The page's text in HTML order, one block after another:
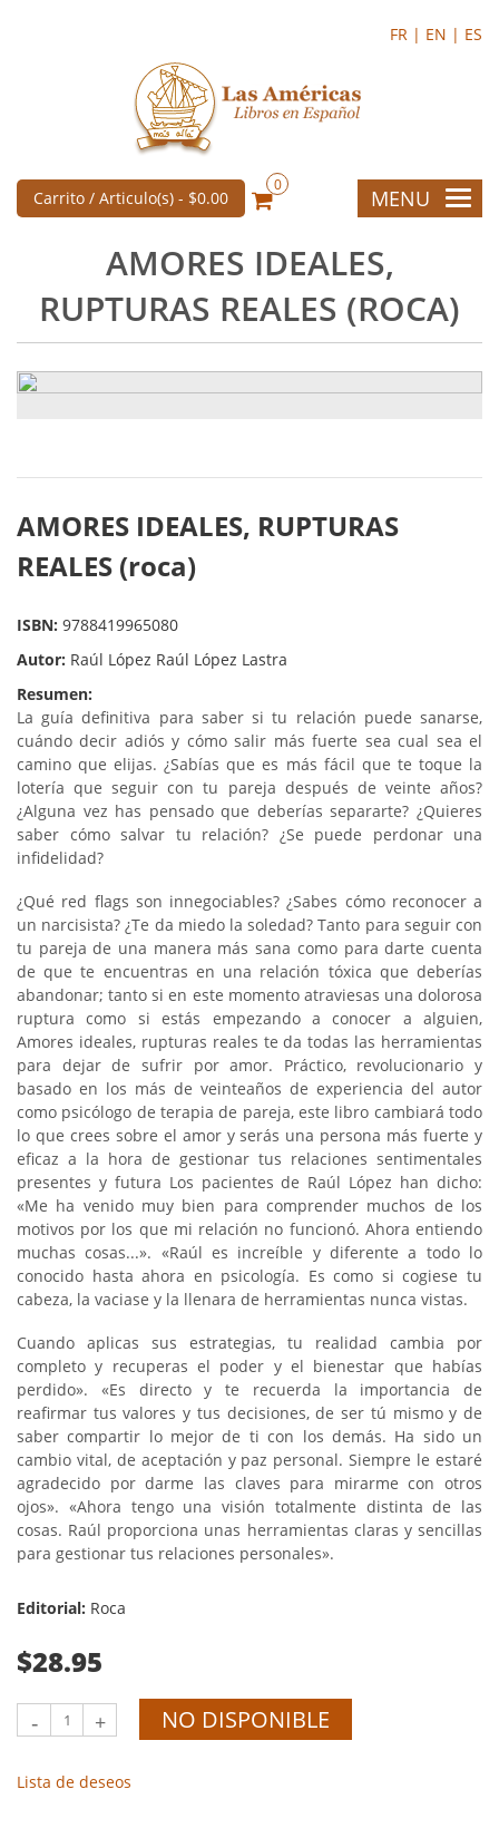
FR | EN | ES
Carrito / Articulo(s) - $0.00
0
MENU
AMORES IDEALES,
RUPTURAS REALES (ROCA)
AMORES IDEALES, RUPTURAS
REALES (roca)
ISBN: 9788419965080
Autor: Raúl López Raúl López Lastra
Resumen:
La guía definitiva para saber si tu relación puede sanarse,
cuándo decir adiós y cómo salir más fuerte sea cual sea el
camino que elijas. ¿Sabías que es más fácil que te toque la
lotería que seguir con tu pareja después de veinte años?
¿Alguna vez has pensado que deberías separarte? ¿Quieres
saber cómo salvar tu relación? ¿Se puede perdonar una
infidelidad?
¿Qué red flags son innegociables? ¿Sabes cómo reconocer a
un narcisista? ¿Te da miedo la soledad? Tanto para seguir con
tu pareja de una manera más sana como para darte cuenta
de que te encuentras en una relación tóxica que deberías
abandonar; tanto si en este momento atraviesas una dolorosa
ruptura como si estás empezando a conocer a alguien,
Amores ideales, rupturas reales te da todas las herramientas
para dejar de sufrir por amor. Práctico, revolucionario y
basado en los más de veinteaños de experiencia del autor
como psicólogo de terapia de pareja, este libro cambiará todo
lo que crees sobre el amor y serás una persona más fuerte y
eficaz a la hora de gestionar tus relaciones sentimentales
presentes y futura Los pacientes de Raúl López han dicho:
«Me ha venido muy bien para comprender muchos de los
motivos por los que mi relación no funcionó. Ahora entiendo
muchas cosas...». «Raúl es increíble y diferente a todo lo
conocido hasta ahora en psicología. Es como si cogiese tu
cabeza, la vaciase y la llenara de herramientas nunca vistas.
Cuando aplicas sus estrategias, tu realidad cambia por
completo y recuperas el poder y el bienestar que habías
perdido». «Es directo y te recuerda la importancia de
reafirmar tus valores y tus decisiones, de ser tú mismo y de
saber compartir lo mejor de ti con los demás. Ha sido un
cambio vital, de aceptación y paz personal. Siempre le estaré
agradecido por darme las claves para mirarme con otros
ojos». «Ahora tengo una visión totalmente distinta de las
cosas. Raúl proporciona unas herramientas claras y sencillas
para gestionar tus relaciones personales».
Editorial: Roca
$28.95
- + NO DISPONIBLE
Lista de deseos